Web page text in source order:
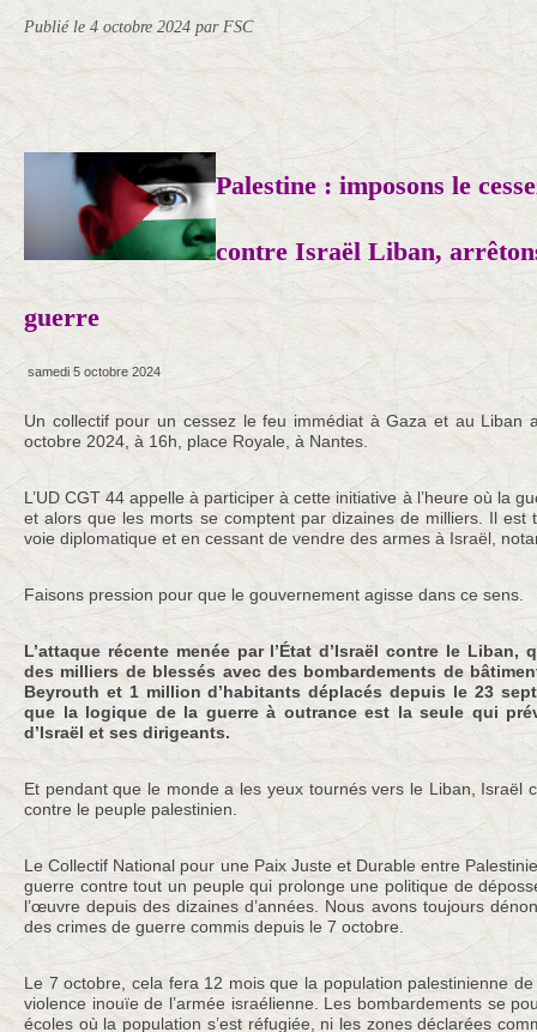
Publié le 4 octobre 2024 par FSC
Palestine : imposons le
contre Israël Liban,
guerre
samedi 5 octobre 2024
Un collectif pour un cessez le feu immédiat à Gaza et au Liban
octobre 2024, à 16h, place Royale, à Nantes.
L’UD CGT 44 appelle à participer à cette initiative à l’heure où la
et alors que les morts se comptent par dizaines de milliers. Il est
voie diplomatique et en cessant de vendre des armes à Israël,
Faisons pression pour que le gouvernement agisse dans ce sens.
L’attaque récente menée par l’État d’Israël contre le
des milliers de blessés avec des bombardements de
Beyrouth et 1 million d’habitants déplacés depuis le 23
que la logique de la guerre à outrance est la seule qui
d’Israël et ses dirigeants.
Et pendant que le monde a les yeux tournés vers le Liban, Israël
contre le peuple palestinien.
Le Collectif National pour une Paix Juste et Durable entre
guerre contre tout un peuple qui prolonge une politique de
l’œuvre depuis des dizaines d’années. Nous avons toujours
des crimes de guerre commis depuis le 7 octobre.
Le 7 octobre, cela fera 12 mois que la population palestinienne
violence inouïe de l’armée israélienne. Les bombardements se
écoles où la population s’est réfugiée, ni les zones déclarées